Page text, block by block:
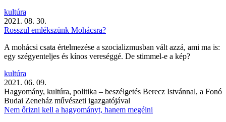
kultúra
2021. 08. 30.
Rosszul emlékszünk Mohácsra?
A mohácsi csata értelmezése a szocializmusban vált azzá, ami ma is:
egy szégyenteljes és kínos vereséggé. De stimmel-e a kép?
kultúra
2021. 06. 09.
Hagyomány, kultúra, politika – beszélgetés Berecz Istvánnal, a Fonó
Budai Zeneház művészeti igazgatójával
Nem őrizni kell a hagyományt, hanem megélni